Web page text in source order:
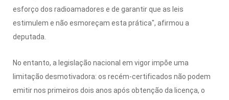
esforço dos radioamadores e de garantir que as leis
estimulem e não esmoreçam esta prática", afirmou a
deputada.
No entanto, a legislação nacional em vigor impõe uma
limitação desmotivadora: os recém-certificados não podem
emitir nos primeiros dois anos após obtenção da licença, o